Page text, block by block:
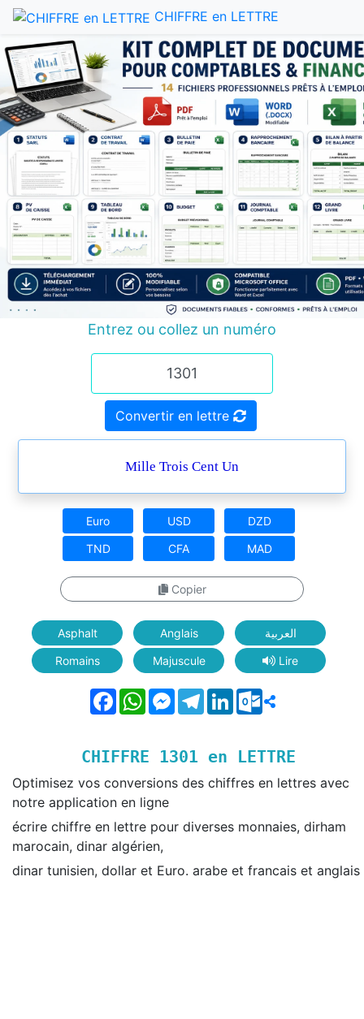
CHIFFRE en LETTRE
Entrez ou collez un numéro
Convertir en lettre
Mille Trois Cent Un
Euro USD
DZD
TND
CFA MAD
Copier
Asphalt Anglais
العربية
Romains
Majuscule Lire
FacebookWhatsAppMessenger
Telegram
LinkedInOutlook.com
CHIFFRE 1301 en LETTRE
Optimisez vos conversions des chiffres en lettres avec
notre application en ligne
écrire chiffre en lettre pour diverses monnaies, dirham
marocain, dinar algérien,
dinar tunisien, dollar et Euro. arabe et francais et anglais